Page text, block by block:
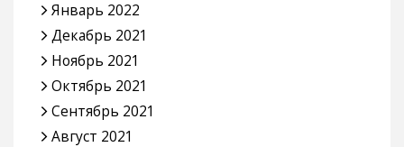
Январь 2022
Декабрь 2021
Ноябрь 2021
Октябрь 2021
Сентябрь 2021
Август 2021